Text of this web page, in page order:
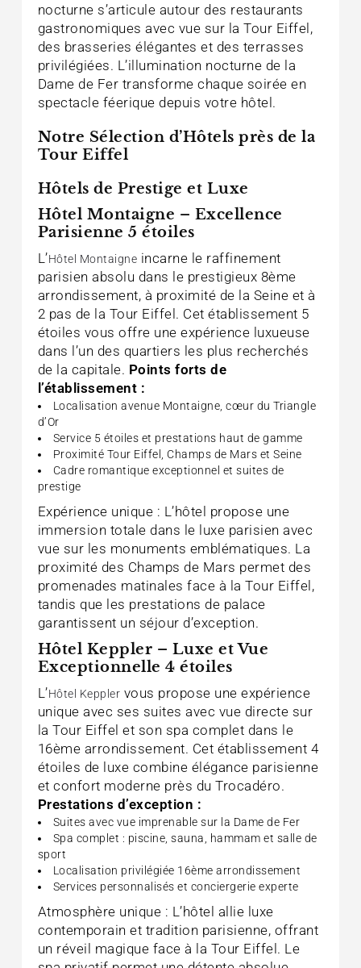
nocturne s’articule autour des restaurants
gastronomiques avec vue sur la Tour Eiffel,
des brasseries élégantes et des terrasses
privilégiées. L’illumination nocturne de la
Dame de Fer transforme chaque soirée en
spectacle féerique depuis votre hôtel.
Notre Sélection d’Hôtels près de la
Tour Eiffel
Hôtels de Prestige et Luxe
Hôtel Montaigne – Excellence
Parisienne 5 étoiles
L’Hôtel Montaigne incarne le raffinement
parisien absolu dans le prestigieux 8ème
arrondissement, à proximité de la Seine et à
2 pas de la Tour Eiffel. Cet établissement 5
étoiles vous offre une expérience luxueuse
dans l’un des quartiers les plus recherchés
de la capitale. Points forts de
l’établissement :
Localisation avenue Montaigne, cœur du Triangle
d’Or
Service 5 étoiles et prestations haut de gamme
Proximité Tour Eiffel, Champs de Mars et Seine
Cadre romantique exceptionnel et suites de
prestige
Expérience unique : L’hôtel propose une
immersion totale dans le luxe parisien avec
vue sur les monuments emblématiques. La
proximité des Champs de Mars permet des
promenades matinales face à la Tour Eiffel,
tandis que les prestations de palace
garantissent un séjour d’exception.
Hôtel Keppler – Luxe et Vue
Exceptionnelle 4 étoiles
L’Hôtel Keppler vous propose une expérience
unique avec ses suites avec vue directe sur
la Tour Eiffel et son spa complet dans le
16ème arrondissement. Cet établissement 4
étoiles de luxe combine élégance parisienne
et confort moderne près du Trocadéro.
Prestations d’exception :
Suites avec vue imprenable sur la Dame de Fer
Spa complet : piscine, sauna, hammam et salle de
sport
Localisation privilégiée 16ème arrondissement
Services personnalisés et conciergerie experte
Atmosphère unique : L’hôtel allie luxe
contemporain et tradition parisienne, offrant
un réveil magique face à la Tour Eiffel. Le